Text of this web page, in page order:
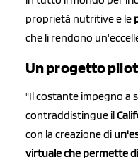
proprietà nutritive e le
che li rendono
Un progetto
"Il costante impegno a
contraddistingue il
con la creazione di
virtuale che permette